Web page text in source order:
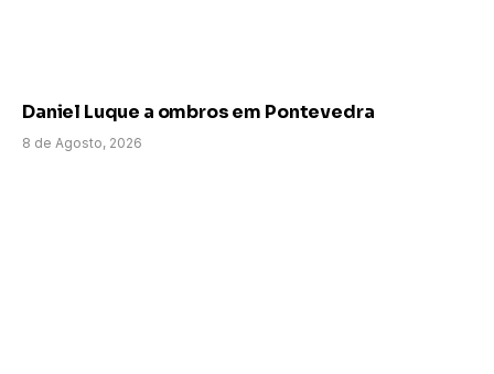
Daniel Luque a ombros em Pontevedra
8 de Agosto, 2026